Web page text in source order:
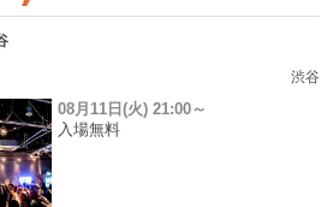
渋谷
08月11日(火) 21:00～
入場無料